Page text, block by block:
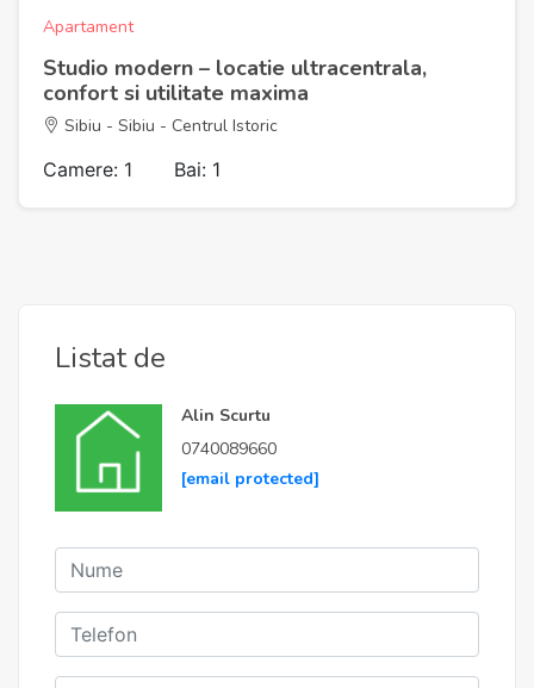
Apartament
Studio modern – locatie ultracentrala,
confort si utilitate maxima
Sibiu - Sibiu - Centrul Istoric
Camere: 1 Bai: 1
Listat de
Alin Scurtu
0740089660
[email protected]